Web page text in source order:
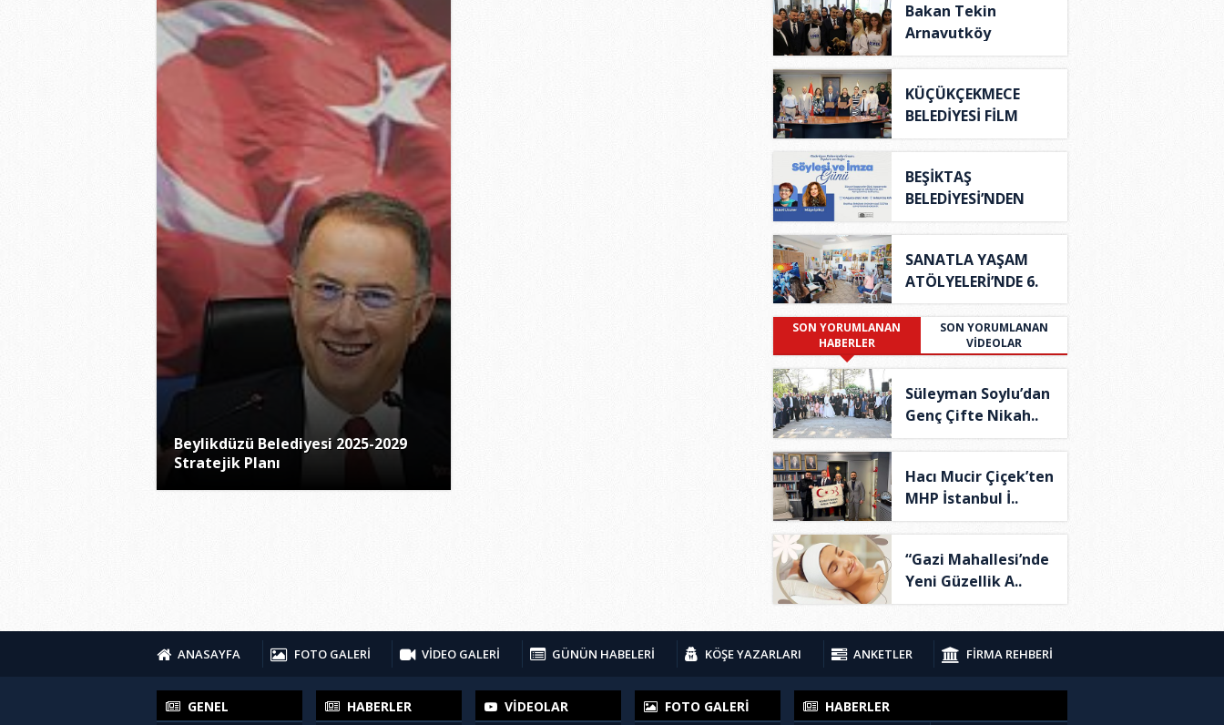
Beylikdüzü Belediyesi 2025-2029
Stratejik Planı
Bakan Tekin
Arnavutköy
Belediyesi’n..
KÜÇÜKÇEKMECE
BELEDİYESİ FİLM
OFİSİ'..
BEŞİKTAŞ
BELEDİYESİ’NDEN
DÜNYA KİTA..
SANATLA YAŞAM
ATÖLYELERİ’NDE 6.
DÖN..
SON YORUMLANAN
HABERLER
SON YORUMLANAN
VİDEOLAR
Süleyman Soylu’dan
Genç Çifte Nikah..
Hacı Mucir Çiçek’ten
MHP İstanbul İ..
“Gazi Mahallesi’nde
Yeni Güzellik A..
ANASAYFA FOTO GALERİ VİDEO GALERİ GÜNÜN HABELERİ KÖŞE YAZARLARI ANKETLER FİRMA REHBERİ
GENEL HABERLER VİDEOLAR FOTO GALERİ HABERLER